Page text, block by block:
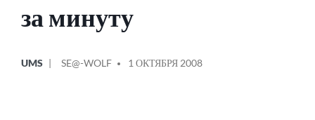
за минуту
В
UMS
ОТ
SE@-WOLF 1 ОКТЯБРЯ 2008